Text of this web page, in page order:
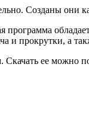
Созданы они
и прокрутки, а
ее можно